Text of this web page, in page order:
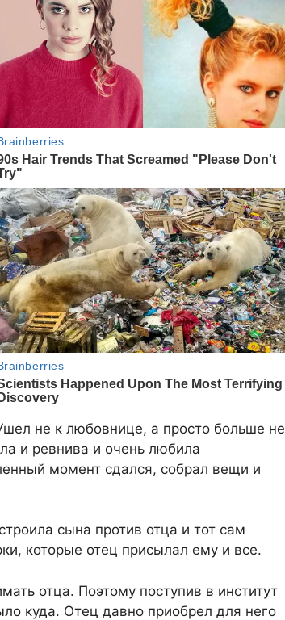
не к любовнице, а просто больше не
и ревнива и очень любила
момент сдался, собрал вещи и
сына против отца и тот сам
которые отец присылал ему и все.
отца. Поэтому поступив в институт
куда. Отец давно приобрел для него